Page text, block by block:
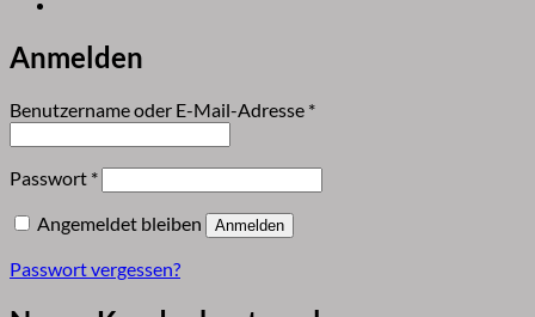
Anmelden
Benutzername oder E-Mail-Adresse *Erforderlich
Passwort *Erforderlich
Angemeldet bleiben Anmelden
Passwort vergessen?